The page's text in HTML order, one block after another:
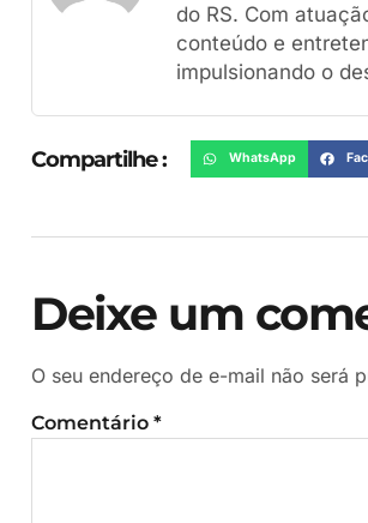
do RS. Com
conteúdo e
impulsionando o
Compartilhe : WhatsApp
Deixe um
O seu endereço de e-mail não será
Comentário *